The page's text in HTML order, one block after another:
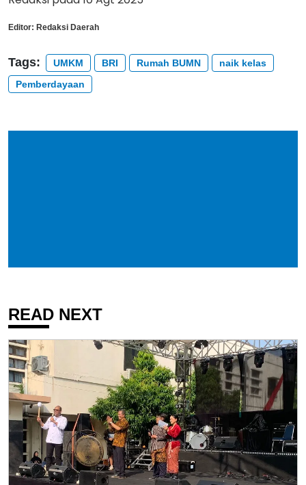
Editor: Redaksi Daerah
Tags: UMKM BRI Rumah BUMN
naik kelas
Pemberdayaan
READ NEXT